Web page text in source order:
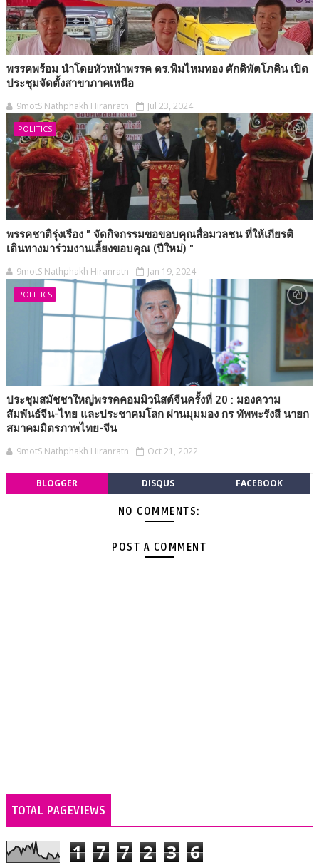
พรรคพร้อม นำโดยหัวหน้าพรรค ดร.พิมไหมทอง ศักดิพัตโภคิน เปิด
ประชุมจัดตั้งสาขาภาคเหนือ
9motS Nathphakh Hiranratn Jul 23, 2024
POLITICS
พรรคชาติรุ่งเรือง " จัดกิจกรรมขอขอบคุณสื่อมวลชน ที่ให้เกียรติ
เดินทางมาร่วมงานเลี้ยงขอบคุณ (ปีใหม่) "
9motS Nathphakh Hiranratn Jan 19, 2024
POLITICS
ประชุมสมัชชาใหญ่พรรคคอมมิวนิสต์จีนครั้งที่ 20 : มองความ
สัมพันธ์จีน-ไทย และประชาคมโลก ผ่านมุมมอง กร ทัพพะรังสี นายก
สมาคมมิตรภาพไทย-จีน
9motS Nathphakh Hiranratn Oct 21, 2022
BLOGGER DISQUS FACEBOOK
NO COMMENTS:
POST A COMMENT
TOTAL PAGEVIEWS
1 7 7 2 3 6